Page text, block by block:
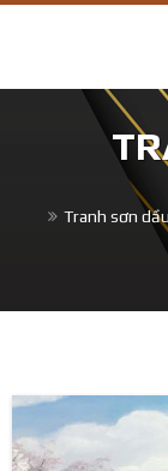
Tranh sơn